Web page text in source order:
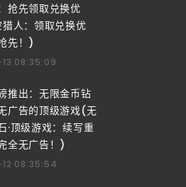
抢先领取兑换优
人：领取兑换优
先！)
08:35:09
推出：无限金币钻
广告的顶级游戏(无
·顶级游戏：续写重
全无广告！)
08:35:54